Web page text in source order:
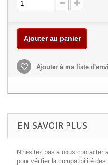
Ajouter au panier
Ajouter à ma liste
EN SAVOIR PLUS
N'hésitez pas à nous contacter
pour vérifier la compatibilité des